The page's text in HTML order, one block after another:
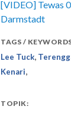
[VIDEO] Tewas
Darmstadt
TAGS /
Lee Tuck,
Kenari,
TOPIK: